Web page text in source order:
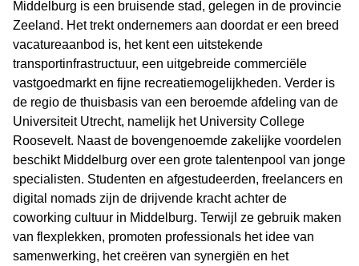
Middelburg is een bruisende stad, gelegen in de provincie
Zeeland. Het trekt ondernemers aan doordat er een breed
vacatureaanbod is, het kent een uitstekende
transportinfrastructuur, een uitgebreide commerciële
vastgoedmarkt en fijne recreatiemogelijkheden. Verder is
de regio de thuisbasis van een beroemde afdeling van de
Universiteit Utrecht, namelijk het University College
Roosevelt. Naast de bovengenoemde zakelijke voordelen
beschikt Middelburg over een grote talentenpool van jonge
specialisten. Studenten en afgestudeerden, freelancers en
digital nomads zijn de drijvende kracht achter de
coworking cultuur in Middelburg. Terwijl ze gebruik maken
van flexplekken, promoten professionals het idee van
samenwerking, het creëren van synergiën en het